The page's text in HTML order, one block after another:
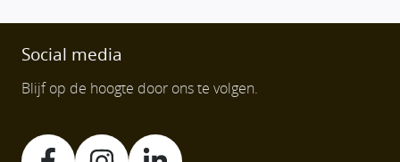
Social media
Blijf op de hoogte door ons te volgen.